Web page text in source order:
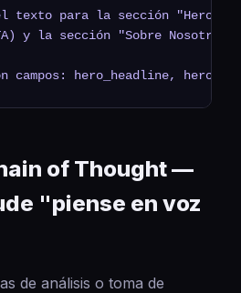
texto para la sección "Hero"
y la sección "Sobre
campos: hero_headline,
of Thought —
"piense en voz
de análisis o toma de